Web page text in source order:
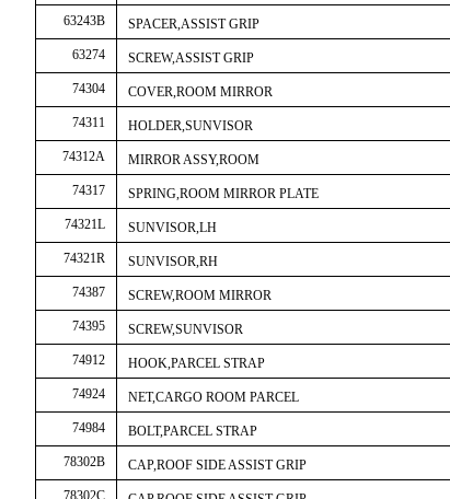
63243B
SPACER,ASSIST GRIP
63274
SCREW,ASSIST GRIP
74304
COVER,ROOM MIRROR
74311
HOLDER,SUNVISOR
74312A
MIRROR ASSY,ROOM
74317
SPRING,ROOM MIRROR PLATE
74321L
SUNVISOR,LH
74321R
SUNVISOR,RH
74387
SCREW,ROOM MIRROR
74395
SCREW,SUNVISOR
74912
HOOK,PARCEL STRAP
74924
NET,CARGO ROOM PARCEL
74984
BOLT,PARCEL STRAP
78302B
CAP,ROOF SIDE ASSIST GRIP
78302C